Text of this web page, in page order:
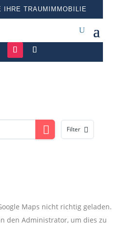
IHRE TRAUMIMMOBILIE
Filter
Maps nicht richtig geladen.
den Administrator, um dies zu